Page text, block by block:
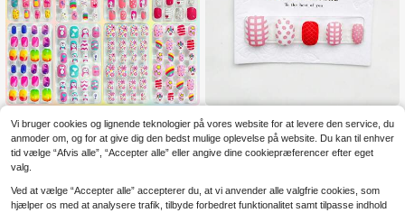
(192 stk., 8 pakker) Børne akryl kun
stige negle engangs fuld dækning
med klæbemiddel sød forår/sommer
ananas blomst enhjørning pingvin fl
amingo regnbue hjerte kort børne pr
6.00€
24 stk. mini korte aftagelige søde n
eglelak klistermærker til børn, negl
e, negleartikler
3.48€
Vi bruger cookies og lignende teknologier på vores website for at levere den service, du
anmoder om, og for at give dig den bedst mulige oplevelse på website. Du kan til enhver
tid vælge “Afvis alle”, “Accepter alle” eller angive dine cookiepræferencer efter eget
valg.
Ved at vælge “Accepter alle” accepterer du, at vi anvender alle valgfrie cookies, som
hjælper os med at analysere trafik, tilbyde forbedret funktionalitet samt tilpasse indhold